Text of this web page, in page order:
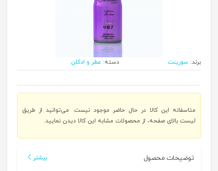
برند: سورینت دسته: عطر و ادکلن
متاسفانه این کالا در حال حاضر موجود نیست. می‌توانید از طریق
لیست بالای صفحه، از محصولات مشابه این کالا دیدن نمایید.
توضیحات محصول بیشتر